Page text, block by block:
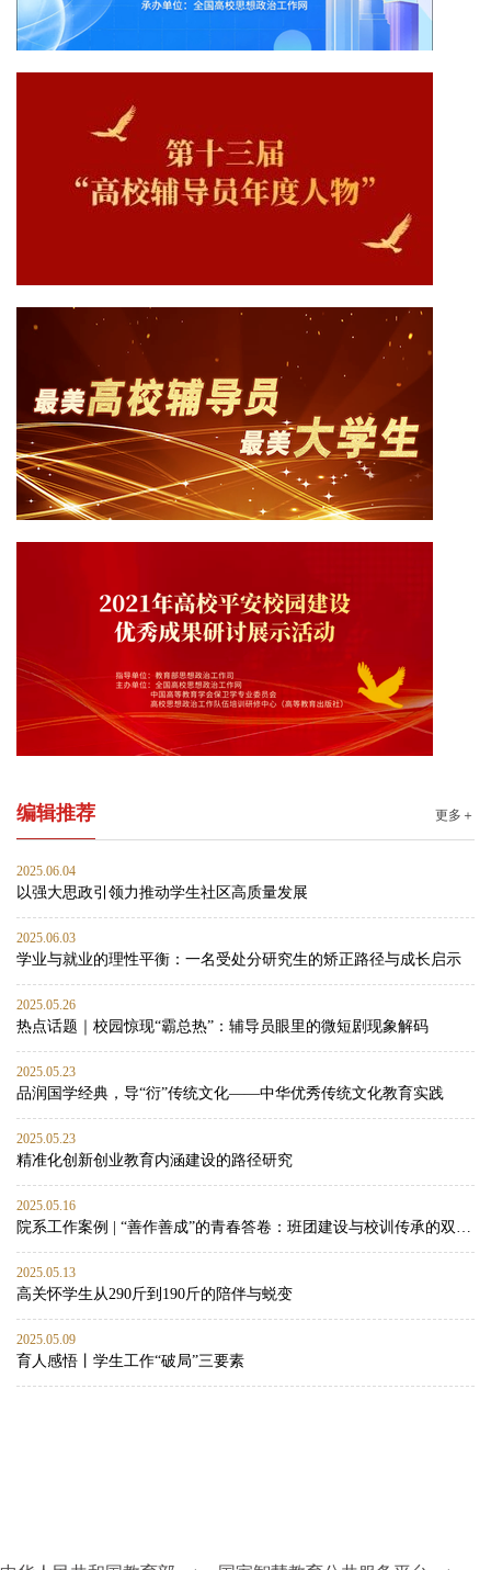
编辑推荐 更多＋
2025.06.04
以强大思政引领力推动学生社区高质量发展
2025.06.03
学业与就业的理性平衡：一名受处分研究生的矫正路径与成长启示
2025.05.26
热点话题｜校园惊现“霸总热”：辅导员眼里的微短剧现象解码
2025.05.23
品润国学经典，导“衍”传统文化——中华优秀传统文化教育实践
2025.05.23
精准化创新创业教育内涵建设的路径研究
2025.05.16
院系工作案例 | “善作善成”的青春答卷：班团建设与校训传承的双向赋能实践
2025.05.13
高关怀学生从290斤到190斤的陪伴与蜕变
2025.05.09
育人感悟丨学生工作“破局”三要素